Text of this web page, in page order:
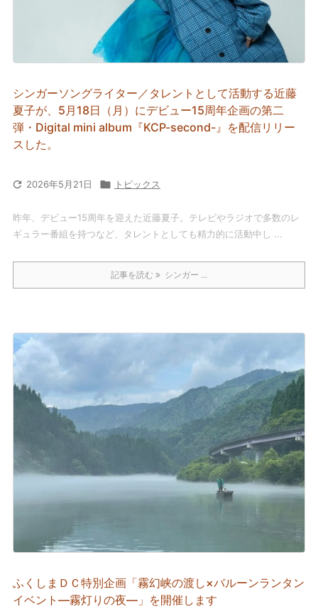
シンガーソングライター／タレントとして活動する近藤
夏子が、5月18日（月）にデビュー15周年企画の第二
弾・Digital mini album『KCP-second-』を配信リリー
スした。
 2026年5月21日  トピックス
昨年、デビュー15周年を迎えた近藤夏子。テレビやラジオで多数のレ
ギュラー番組を持つなど、タレントとしても精力的に活動中し ...
記事を読む シンガー ...
ふくしまＤＣ特別企画「霧幻峡の渡し×バルーンランタン
イベント―霧灯りの夜―」を開催します